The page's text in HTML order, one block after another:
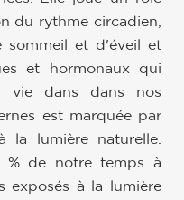
du rythme circadien,
sommeil et d'éveil et
et hormonaux qui
vie dans dans nos
est marquée par
la lumière naturelle.
% de notre temps à
exposés à la lumière